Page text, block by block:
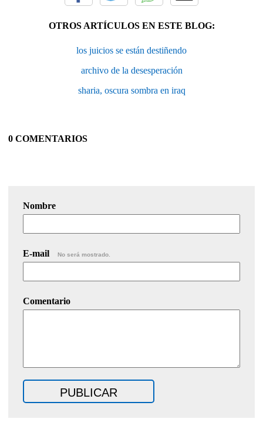
OTROS ARTÍCULOS EN ESTE BLOG:
los juicios se están destiñendo
archivo de la desesperación
sharia, oscura sombra en iraq
0 COMENTARIOS
Nombre
E-mail No será mostrado.
Comentario